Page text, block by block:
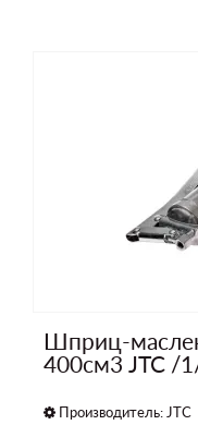
Шприц-
400см3 JTC /
Производитель: JTC